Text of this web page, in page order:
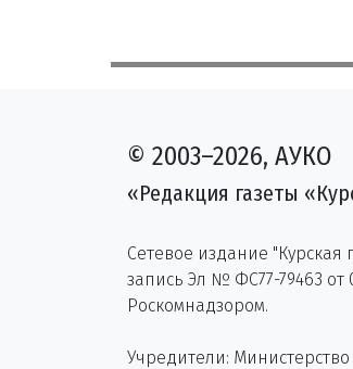
© 2003–2026, АУКО
«Редакция газеты
Сетевое издание "Курская
запись Эл № ФС77-79463
Роскомнадзором.
Учредители: